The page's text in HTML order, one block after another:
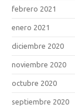
febrero 2021
enero 2021
diciembre 2020
noviembre 2020
octubre 2020
septiembre 2020